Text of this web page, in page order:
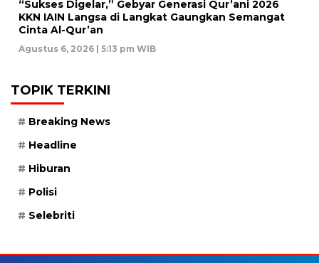
“Sukses Digelar,” Gebyar Generasi Qur’ani 2026
KKN IAIN Langsa di Langkat Gaungkan Semangat
Cinta Al-Qur’an
Agustus 6, 2026 | 5:13 pm WIB
TOPIK TERKINI
Breaking News
Headline
Hiburan
Polisi
Selebriti